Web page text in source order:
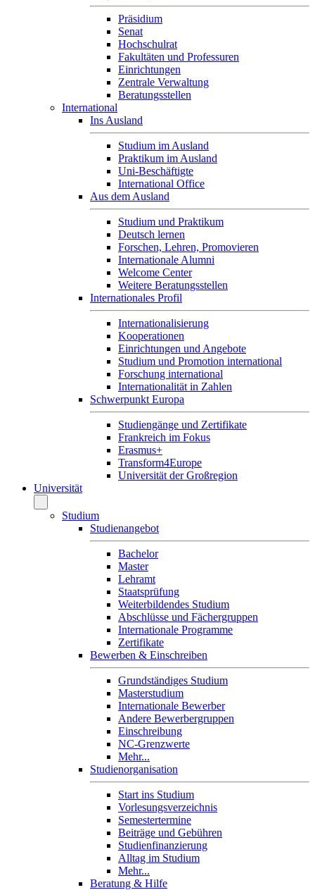
Präsidium
Senat
Hochschulrat
Fakultäten und Professuren
Einrichtungen
Zentrale Verwaltung
Beratungsstellen
International
Ins Ausland
Studium im Ausland
Praktikum im Ausland
Uni-Beschäftigte
International Office
Aus dem Ausland
Studium und Praktikum
Deutsch lernen
Forschen, Lehren, Promovieren
Internationale Alumni
Welcome Center
Weitere Beratungsstellen
Internationales Profil
Internationalisierung
Kooperationen
Einrichtungen und Angebote
Studium und Promotion international
Forschung international
Internationalität in Zahlen
Schwerpunkt Europa
Studiengänge und Zertifikate
Frankreich im Fokus
Erasmus+
Transform4Europe
Universität der Großregion
Universität
Studium
Studienangebot
Bachelor
Master
Lehramt
Staatsprüfung
Weiterbildendes Studium
Abschlüsse und Fächergruppen
Internationale Programme
Zertifikate
Bewerben & Einschreiben
Grundständiges Studium
Masterstudium
Internationale Bewerber
Andere Bewerbergruppen
Einschreibung
NC-Grenzwerte
Mehr...
Studienorganisation
Start ins Studium
Vorlesungsverzeichnis
Semestertermine
Beiträge und Gebühren
Studienfinanzierung
Alltag im Studium
Mehr...
Beratung & Hilfe